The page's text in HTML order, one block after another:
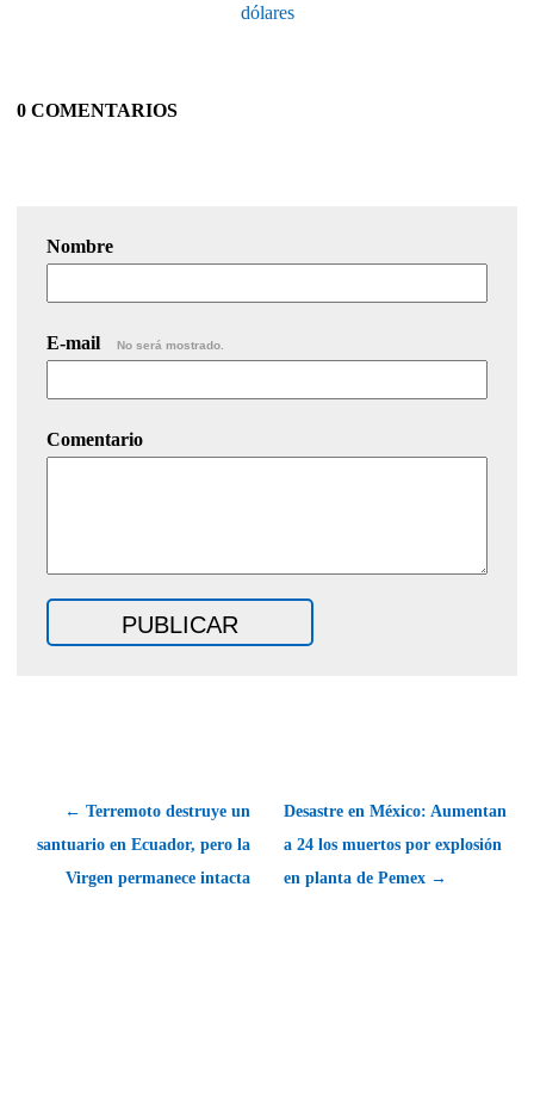
dólares
0 COMENTARIOS
Nombre
E-mail No será mostrado.
Comentario
← Terremoto destruye un
santuario en Ecuador, pero la
Virgen permanece intacta
Desastre en México: Aumentan
a 24 los muertos por explosión
en planta de Pemex →